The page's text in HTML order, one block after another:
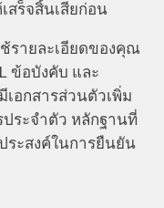
เสร็จสิ้นเสียก่อน
รายละเอียดของคุณ
ข้อบังคับ และ
อกสารส่วนตัวเพิ่ม
ประจำตัว หลักฐานที่
ระสงค์ในการยืนยัน